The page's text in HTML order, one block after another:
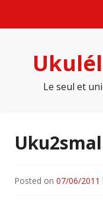
Le seul et
Posted on 07/06/2011